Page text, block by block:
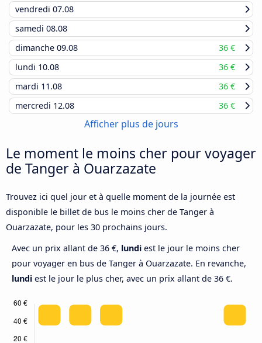
vendredi 07.08
samedi 08.08
dimanche 09.08
36 €
lundi 10.08
36 €
mardi 11.08
36 €
mercredi 12.08 36 €
Afficher plus de jours
Le moment le moins cher pour voyager
de Tanger à Ouarzazate
Trouvez ici quel jour et à quelle moment de la journée est
disponible le billet de bus le moins cher de Tanger à
Ouarzazate, pour les 30 prochains jours.
Avec un prix allant de 36 €, lundi est le jour le moins cher
pour voyager en bus de Tanger à Ouarzazate. En revanche,
lundi est le jour le plus cher, avec un prix allant de 36 €.